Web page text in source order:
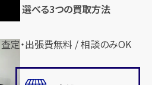
選べる3つの買取方法
査定・出張費無料 / 相談のみOK